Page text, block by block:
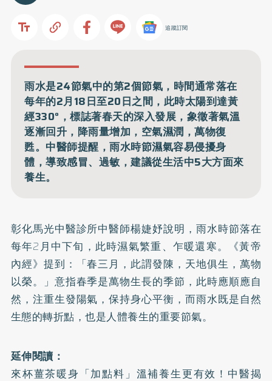
追蹤訂閱
雨水是24節氣中的第2個節氣，時間通常落在
每年的2月18日至20日之間，此時太陽到達黃
經330°，標誌著春天的深入發展，象徵著氣溫
逐漸回升，降雨量增加，空氣濕潤，萬物復
甦。中醫師提醒，雨水時節濕氣容易侵擾身
體，導致感冒、過敏，建議從生活中5大方面來
養生。
彰化馬光中醫診所中醫師楊婕妤說明，雨水時節落在
每年2月中下旬，此時濕氣繁重、乍暖還寒。《黃帝
內經》提到：「春三月，此謂發陳，天地俱生，萬物
以榮。」意指春季是萬物生長的季節，此時應順應自
然，注重生發陽氣，保持身心平衡，而雨水既是自然
生態的轉折點，也是人體養生的重要節氣。
延伸閱讀：
來杯薑茶暖身「加點料」溫補養生更有效！中醫揭